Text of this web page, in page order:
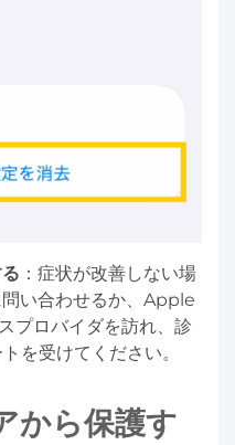
：症状が改善しない場
い合わせるか、Apple
プロバイダを訪れ、診
を受けてください。
から保護す